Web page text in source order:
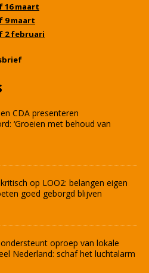
16 maart
9 maart
2 februari
CDA presenteren
‘Groeien met behoud van
op LOO2: belangen eigen
goed geborgd blijven
oproep van lokale
Nederland: schaf het luchtalarm